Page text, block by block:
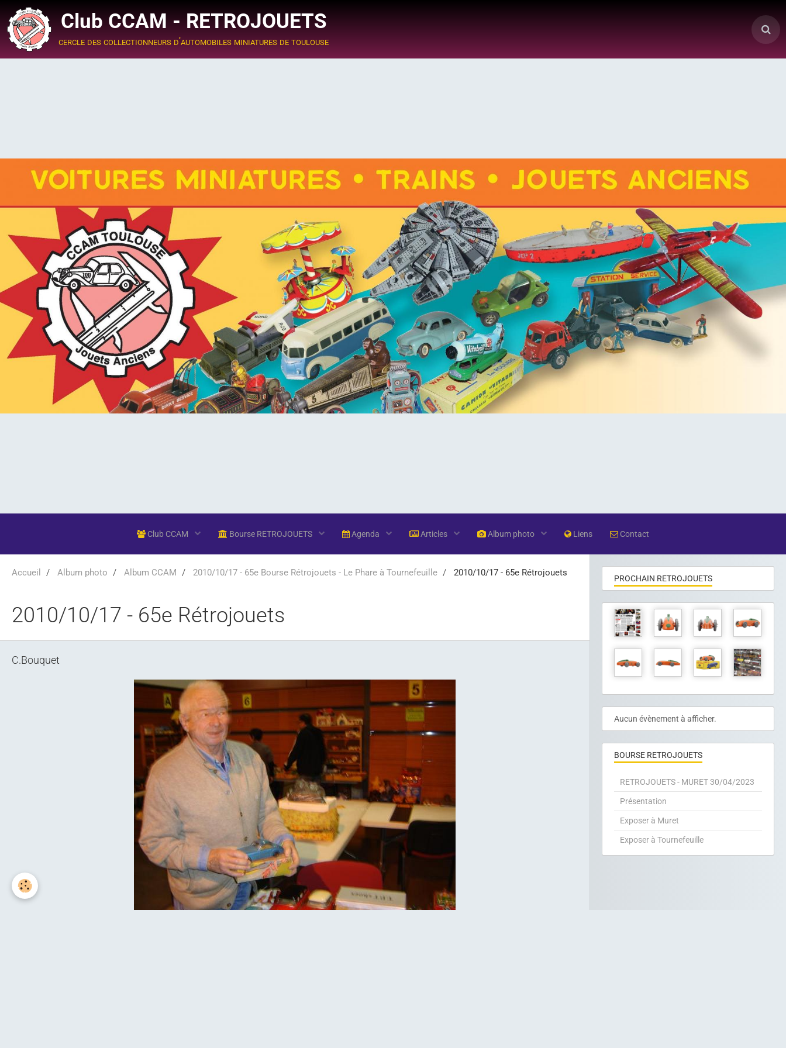
Club CCAM - RETROJOUETS
cercle des collectionneurs d'automobiles miniatures de toulouse
Club CCAM Bourse RETROJOUETS Agenda Articles Album photo Liens Contact
Accueil Album photo Album CCAM 2010/10/17 - 65e Bourse Rétrojouets - Le Phare à Tournefeuille 2010/10/17 - 65e Rétrojouets
2010/10/17 - 65e Rétrojouets
C.Bouquet
PROCHAIN RETROJOUETS
Aucun évènement à afficher.
BOURSE RETROJOUETS
RETROJOUETS - MURET 30/04/2023
Présentation
Exposer à Muret
Exposer à Tournefeuille